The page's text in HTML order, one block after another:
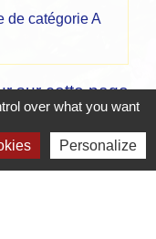
de catégorie A
sur cette page
over what you want
Personalize